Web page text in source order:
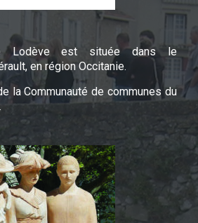
Lodève est située dans le
en région Occitanie.
la Communauté de communes du